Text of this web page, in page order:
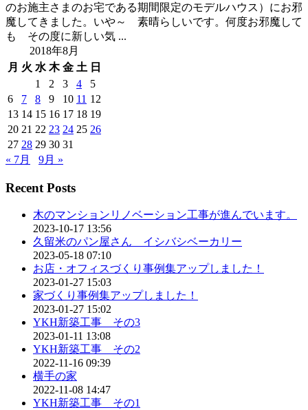
のお施主さまのお宅である期間限定のモデルハウス）にお邪
魔してきました。いや～ 素晴らしいです。何度お邪魔して
も その度に新しい気 ...
2018年8月
月 火 水 木 金 土 日
1
2 3 4
5
6
7 8 9 10 11 12
13 14 15 16 17 18 19
20 21 22 23 24 25 26
27 28 29 30 31
« 7月
9月 »
Recent Posts
木のマンションリノベーション工事が進んでいます。
2023-10-17 13:56
久留米のパン屋さん イシバシベーカリー
2023-05-18 07:10
お店・オフィスづくり事例集アップしました！
2023-01-27 15:03
家づくり事例集アップしました！
2023-01-27 15:02
YKH新築工事 その3
2023-01-11 13:08
YKH新築工事 その2
2022-11-16 09:39
横手の家
2022-11-08 14:47
YKH新築工事 その1